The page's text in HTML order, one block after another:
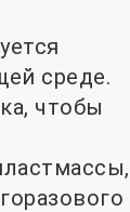
среде.
чтобы